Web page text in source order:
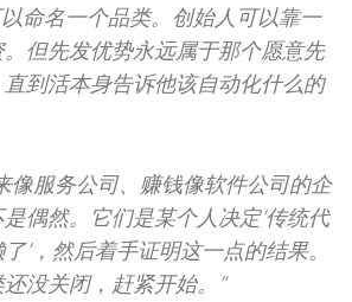
以命名一个品类。创始人可以靠一
但先发优势永远属于那个愿意先
到活本身告诉他该自动化什么的
像服务公司、赚钱像软件公司的企
偶然。它们是某个人决定’传统代
’，然后着手证明这一点的结果。
没关闭，赶紧开始。”